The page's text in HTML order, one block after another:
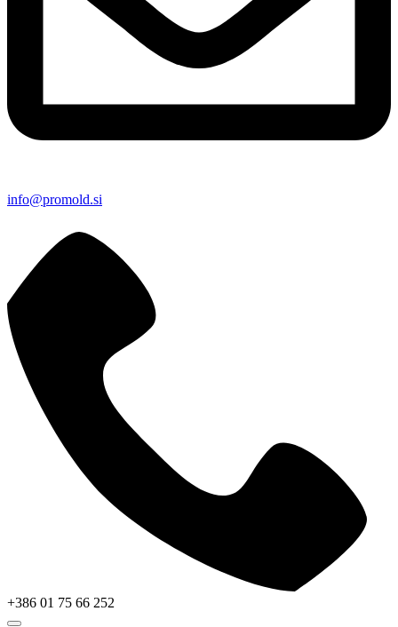
info@promold.si
+386 01 75 66 252